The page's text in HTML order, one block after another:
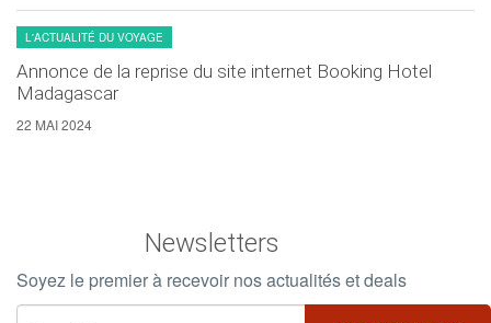
L'ACTUALITÉ DU VOYAGE
Annonce de la reprise du site internet Booking Hotel
Madagascar
22 MAI 2024
Newsletters
Soyez le premier à recevoir nos actualités et deals